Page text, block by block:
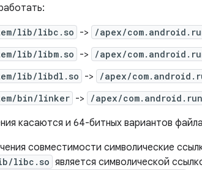
lib/libc.so ->
/apex/
lib/libm.so ->
/apex/
lib/libdl.so ->
/apex/
bin/linker -> /apex/
касаются и 64-битных вариантов
совместимости символические
libc.so является символической